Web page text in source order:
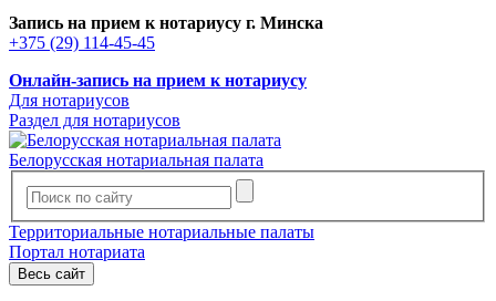
Запись на прием к нотариусу г. Минска
+375 (29) 114-45-45
Онлайн-запись на прием к нотариусу
Для нотариусов
Раздел для нотариусов
Белорусская нотариальная палата
Территориальные нотариальные палаты
Портал нотариата
Весь сайт